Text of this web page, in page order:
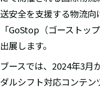
送安全を支援する物流
「GoStop（ゴーストッ
出展します。
ブースでは、2024年3月
ダルシフト対応コンテ